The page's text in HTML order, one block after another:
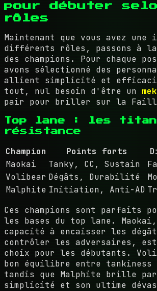
pour débuter
rôles
Maintenant que vous avez une
différents rôles, passons à
des champions. Pour chaque
avons sélectionné des
allient simplicité et
tout, nul besoin d'être un
pair pour briller sur la
Top lane : les
résistance
Champion Points forts
Maokai
Tanky, CC, Sustain
Volibear Dégâts, Durabilité
Malphite Initiation, Anti-AD
Ces champions sont parfaits
les bases du top lane.
capacité à encaisser les
contrôler les adversaires,
choix pour les débutants.
bon équilibre entre tankiness
tandis que Malphite brille
simplicité et son ultime